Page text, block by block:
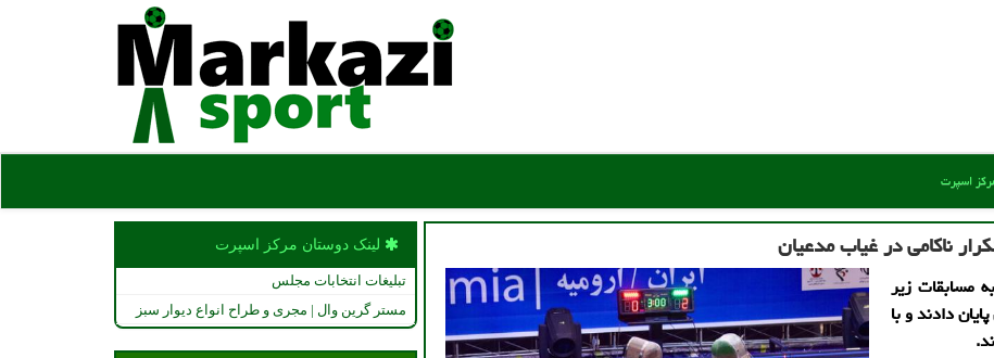
اسپرت
ناکامی در غیاب مدعیان
مسابقات زیر
دادند و با
لینک دوستان مركز اسپرت
تبلیغات انتخابات مجلس
مستر گرین وال | مجری و طراح انواع دیوار سبز